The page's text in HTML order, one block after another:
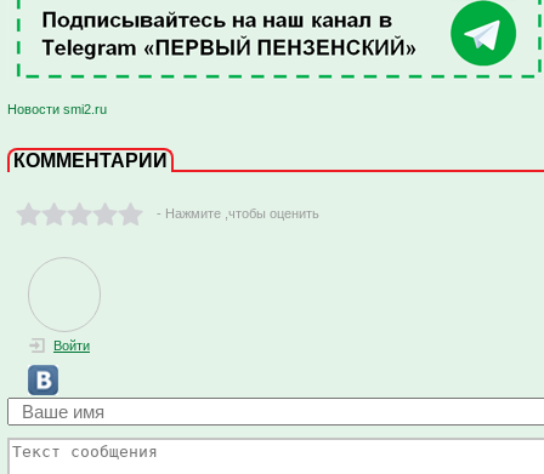
Новости smi2.ru
КОММЕНТАРИИ
- Нажмите ,чтобы оценить
Войти